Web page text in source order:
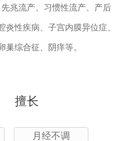
兆流产、习惯性流产、产后
炎性疾病、子宫内膜异位症、
巢综合征、阴痒等。
擅长
月经不调